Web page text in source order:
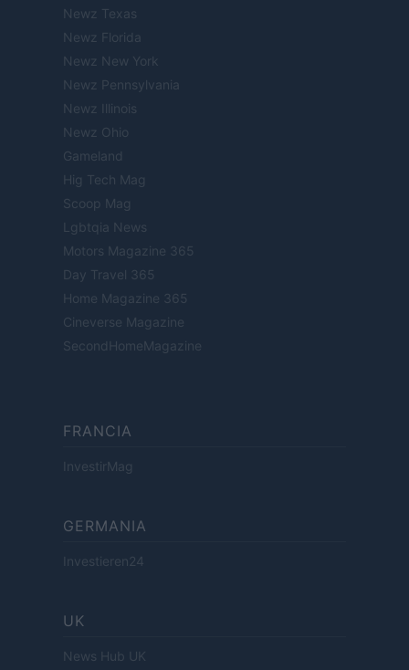
Newz Texas
Newz Florida
Newz New York
Newz Pennsylvania
Newz Illinois
Newz Ohio
Gameland
Hig Tech Mag
Scoop Mag
Lgbtqia News
Motors Magazine 365
Day Travel 365
Home Magazine 365
Cineverse Magazine
SecondHomeMagazine
FRANCIA
InvestirMag
GERMANIA
Investieren24
UK
News Hub UK